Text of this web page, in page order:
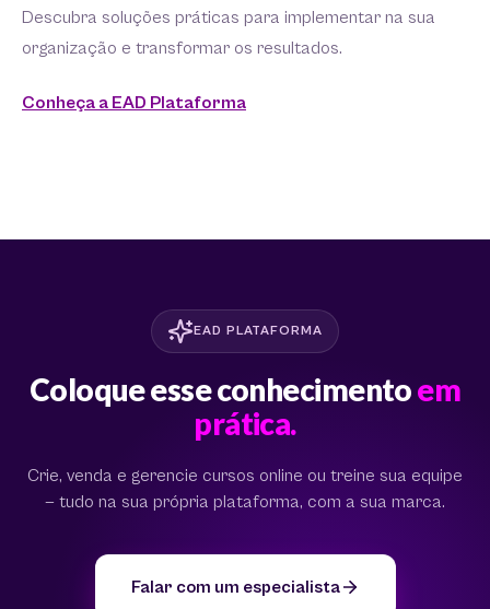
Descubra soluções práticas para implementar na sua
organização e transformar os resultados.
Conheça a EAD Plataforma
EAD PLATAFORMA
Coloque esse conhecimentoem
prática.
Crie, venda e gerencie cursos online ou treine sua equipe
— tudo na sua própria plataforma, com a sua marca.
Falar com um especialista